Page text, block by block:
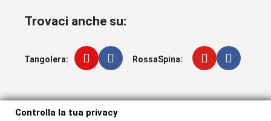
Trovaci anche su:
Tangolera: RossaSpina:
Controlla la tua privacy
Controlla la tua privacy